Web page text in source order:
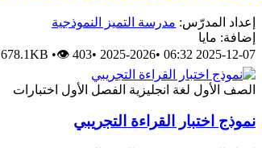
إعداد المدرّس: مدرسة التميز النموذجية
إضافة: مايا
2025-12-07 06:32
•
2025-2026
•
678.1KB •👁 403
الصف الأول لغة انجليزية الفصل الأول اختبارات
نموذج اختبار القراءة التجريبي